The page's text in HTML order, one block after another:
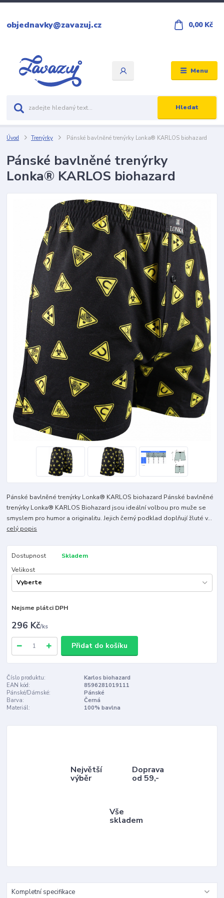
Menu
Hledat
objednavky@zavazuj.cz 0,00 Kč
Úvod Trenýrky Pánské bavlněné trenýrky Lonka® KARLOS biohazard
Pánské bavlněné trenýrky
Lonka® KARLOS biohazard
Pánské bavlněné trenýrky Lonka® KARLOS biohazard Pánské bavlněné
trenýrky Lonka® KARLOS Biohazard jsou ideální volbou pro muže se
smyslem pro humor a originalitu. Jejich černý podklad doplňují žluté v...
celý popis
Dostupnost
Skladem
Velikost
Nejsme plátci DPH
296 Kč/ks
Přidat do košíku
Číslo produktu:
Karlos biohazard
EAN kód:
8596281019111
Pánské/Dámské:
Pánské
Barva:
Černá
Materiál:
100% bavlna
Největší
výběr
Doprava
od 59,-
Vše
skladem
Kompletní specifikace